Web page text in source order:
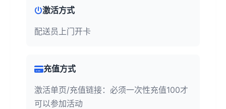
激活方式
配送员上门开卡
充值方式
激活单页/充值链接：必须一次性充值100才
可以参加活动